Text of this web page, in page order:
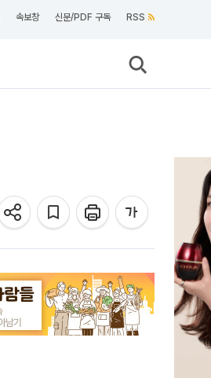
속보창 신문/PDF 구독 RSS